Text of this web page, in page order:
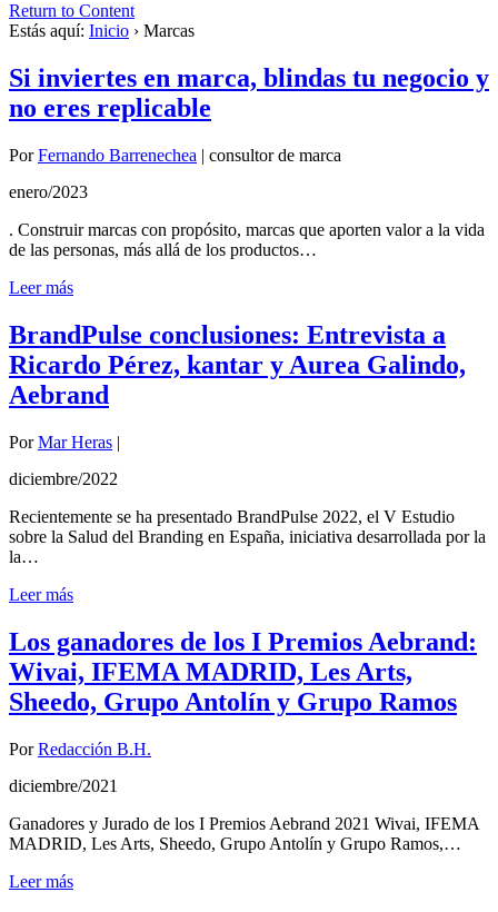
Return to Content
Estás aquí: Inicio › Marcas
Si inviertes en marca, blindas tu negocio y
no eres replicable
PorFernando Barrenechea | consultor de marca
enero/2023
. Construir marcas con propósito, marcas que aporten valor a la vida
de las personas, más allá de los productos…
Leer más
BrandPulse conclusiones: Entrevista a
Ricardo Pérez, kantar y Aurea Galindo,
Aebrand
PorMar Heras |
diciembre/2022
Recientemente se ha presentado BrandPulse 2022, el V Estudio
sobre la Salud del Branding en España, iniciativa desarrollada por la
la…
Leer más
Los ganadores de los I Premios Aebrand:
Wivai, IFEMA MADRID, Les Arts,
Sheedo, Grupo Antolín y Grupo Ramos
PorRedacción B.H.
diciembre/2021
Ganadores y Jurado de los I Premios Aebrand 2021 Wivai, IFEMA
MADRID, Les Arts, Sheedo, Grupo Antolín y Grupo Ramos,…
Leer más